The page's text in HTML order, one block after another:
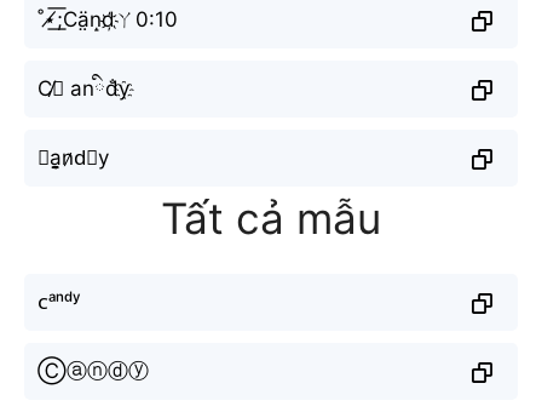
˚⋆̸͟͞;Cä̤n̝d҉ㄚ0:10
C̸ི anིd̐y҈
𝕮a̬̤̯n̷d⃕y
Tất cả mẫu
ᴄᵃⁿᵈʸ
Ⓒⓐⓝⓓⓨ